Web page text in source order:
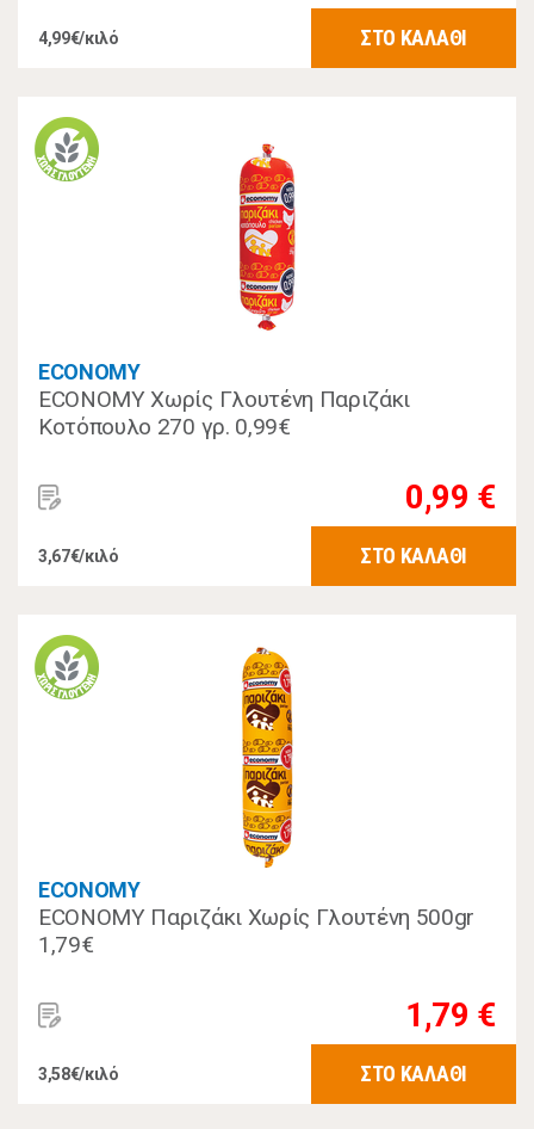
4,99€/κιλό ΣΤΟ ΚΑΛΑΘΙ
ECONOMY
ECONOMY Χωρίς Γλουτένη Παριζάκι
Κοτόπουλο 270 γρ. 0,99€
0,99 €
3,67€/κιλό ΣΤΟ ΚΑΛΑΘΙ
ECONOMY
ECONOMY Παριζάκι Χωρίς Γλουτένη 500gr
1,79€
1,79 €
3,58€/κιλό ΣΤΟ ΚΑΛΑΘΙ